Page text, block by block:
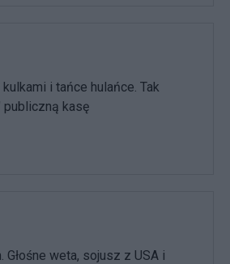
i tańce hulańce. Tak
publiczną kasę
Głośne weta, sojusz z USA i